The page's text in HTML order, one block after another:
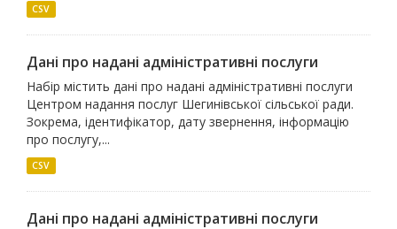
CSV
Дані про надані адміністративні послуги
Набір містить дані про надані адміністративні послуги
Центром надання послуг Шегинівської сільської ради.
Зокрема, ідентифікатор, дату звернення, інформацію
про послугу,...
CSV
Дані про надані адміністративні послуги